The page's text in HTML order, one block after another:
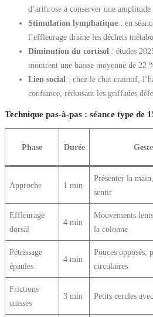
d’arthrose à conserver une amplitude
Stimulation lymphatique : en
l’effleurage draine les déchets
Diminution du cortisol : études
montrent une baisse moyenne de 22
Lien social : chez le chat craintif,
confiance, réduisant les griffades
Technique pas-à-pas : séance type de
Phase Durée Geste
Approche 1 min
Présenter la
sentir
Effleurage
dorsal
4 min
Mouvements
la colonne
Pétrissage
épaules
4 min
Pouces opposés,
circulaires
Frictions
cuisses
3 min Petits cercles